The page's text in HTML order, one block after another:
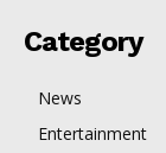
Category
News
Entertainment